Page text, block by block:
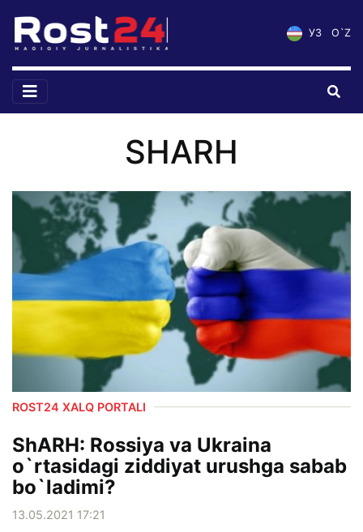
УЗ O`Z
SHARH
ROST24 XALQ PORTALI
ShARH: Rossiya va Ukraina
o`rtasidagi ziddiyat urushga sabab
bo`ladimi?
13.05.2021 17:21